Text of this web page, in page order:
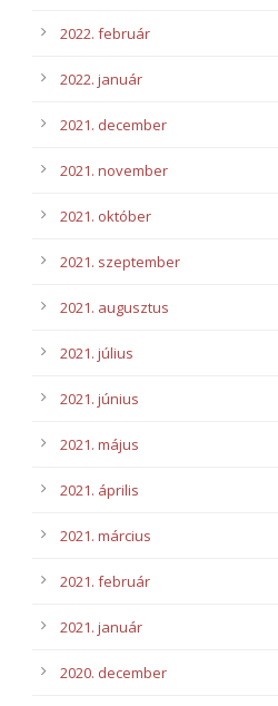
2022. február
2022. január
2021. december
2021. november
2021. október
2021. szeptember
2021. augusztus
2021. július
2021. június
2021. május
2021. április
2021. március
2021. február
2021. január
2020. december